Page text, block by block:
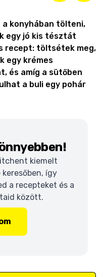
a konyhában tölteni,
egy jó kis tésztát
recept: töltsétek meg,
egy krémes
és amíg a sütőben
a buli egy pohár
kiemelt
így
a recepteket és a
között.